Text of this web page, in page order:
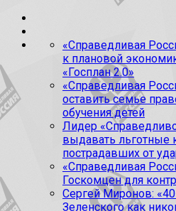
«Справедливая
к плановой
«Госплан 2.0»
«Справедливая
оставить семье
обучения детей
Лидер
выдавать льготные
пострадавших от
«Справедливая
Госкомцен для
Сергей Миронов:
Зеленского как